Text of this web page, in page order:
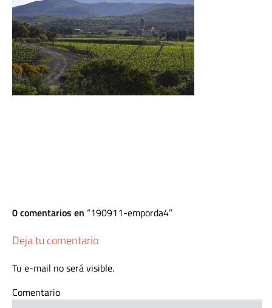
0 comentarios en 190911-emporda4
Deja tu comentario
Tu e-mail no será visible.
Comentario